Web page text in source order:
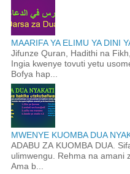
MAARIFA YA ELIMU YA DINI
Jifunze Quran, Hadithi na
Ingia kwenye tovuti yetu
Bofya hap...
MWENYE KUOMBA DUA
ADABU ZA KUOMBA DUA.
ulimwengu. Rehma na amani
Ama b...